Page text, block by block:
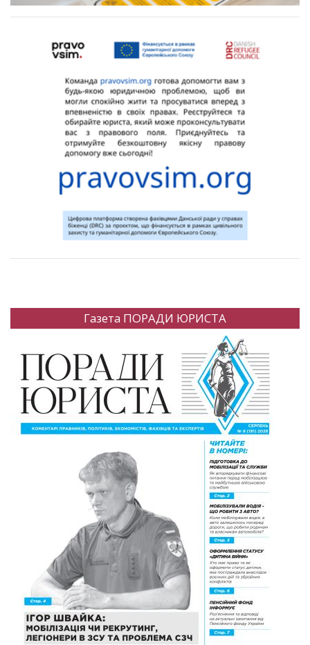
Газета ПОРАДИ ЮРИСТА